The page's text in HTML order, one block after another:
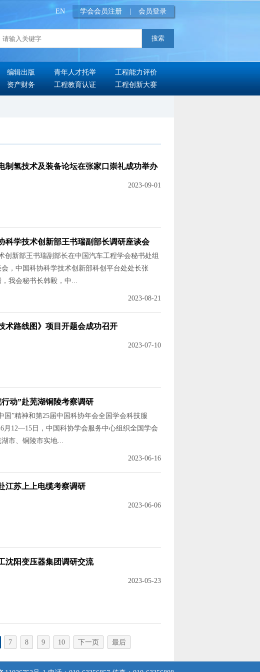
学会会员注册 会员登录
EN
编辑出版 青年人才托举
工程能力评价
资产财务 工程教育认证 工程创新大赛
制氢技术及装备论坛在张家口崇礼成功举办
2023-09-01
科学技术创新部王书瑞副部长调研座谈会
创新部王书瑞副部长在中国汽车工程学会秘书处组
，中国科协科学技术创新部科创平台处处长张
我会秘书长韩毅，中...
2023-08-21
术路线图》项目开题会成功召开
2023-07-10
动”赴芜湖铜陵考察调研
国”精神和第25届中国科协年会全国学会科技服
月12—15日，中国科协学会服务中心组织全国学会
市、铜陵市实地...
2023-06-16
江苏上上电缆考察调研
2023-06-06
沈阳变压器集团调研交流
2023-05-23
7 8 9 10 下一页 最后